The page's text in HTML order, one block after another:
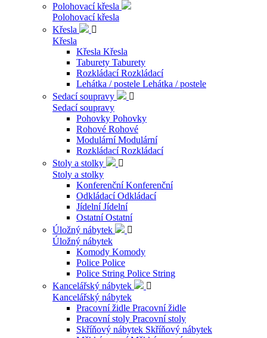
Polohovací křesla
Polohovací křesla
Křesla

Křesla
Křesla Křesla
Taburety Taburety
Rozkládací Rozkládací
Lehátka / postele Lehátka / postele
Sedací soupravy

Sedací soupravy
Pohovky Pohovky
Rohové Rohové
Modulární Modulární
Rozkládací Rozkládací
Stoly a stolky

Stoly a stolky
Konferenční Konferenční
Odkládací Odkládací
Jídelní Jídelní
Ostatní Ostatní
Úložný nábytek

Úložný nábytek
Komody Komody
Police Police
Police String Police String
Kancelářský nábytek

Kancelářský nábytek
Pracovní židle Pracovní židle
Pracovní stoly Pracovní stoly
Skříňový nábytek Skříňový nábytek